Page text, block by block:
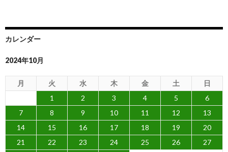
カレンダー
2024年10月
月 火 水 木 金 土
日
1
2 3 4 5
6
7
8 9 10 11 12
13
14
15 16 17 18 19
20
21
22 23 24 25 26
27